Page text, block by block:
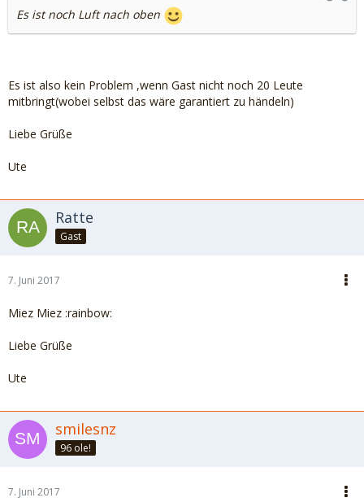
Es ist noch Luft nach oben
Es ist also kein Problem ,wenn Gast nicht noch 20 Leute
mitbringt(wobei selbst das wäre garantiert zu händeln)
Liebe Grüße
Ute
Ratte
Gast
7. Juni 2017
Miez Miez :rainbow:
Liebe Grüße
Ute
smilesnz
96 ole!
7. Juni 2017